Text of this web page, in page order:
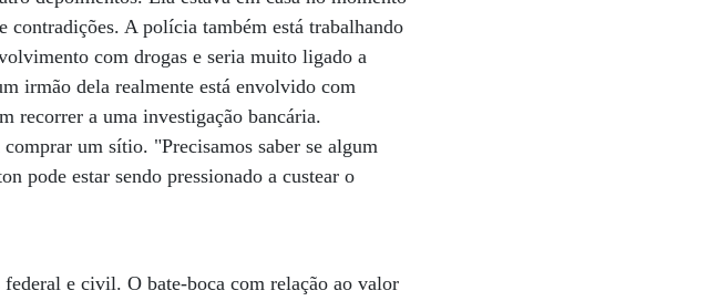
contradições. A polícia também está trabalhando
com drogas e seria muito ligado a
irmão dela realmente está envolvido com
recorrer a uma investigação bancária.
um sítio. "Precisamos saber se algum
pode estar sendo pressionado a custear o
e civil. O bate-boca com relação ao valor